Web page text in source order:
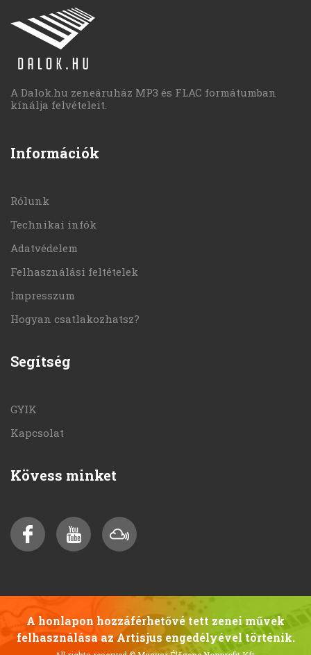
A Dalok.hu zeneáruház MP3 és FLAC formátumban
kínálja felvételeit.
Információk
Rólunk
Technikai infók
Adatvédelem
Felhasználási feltételek
Impresszum
Hogyan csatlakozhatsz?
Segítség
GYIK
Kapcsolat
Kövess minket
A honlapon hozzáférhetővé tett zenei művek
felhasználása az Artisjus engedélyével történik.